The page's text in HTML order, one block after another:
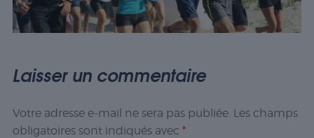
Laisser un commentaire
Votre adresse e-mail ne sera pas publiée. Les champs
obligatoires sont indiqués avec *